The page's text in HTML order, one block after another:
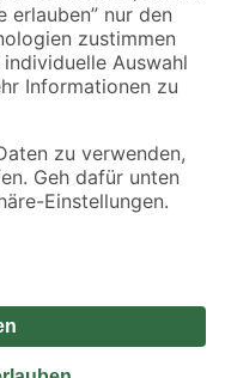
Angebote sind unter
Verfügbarkeiten beziehen
mit Speditionsversand, hier
Vertrag widerrufen